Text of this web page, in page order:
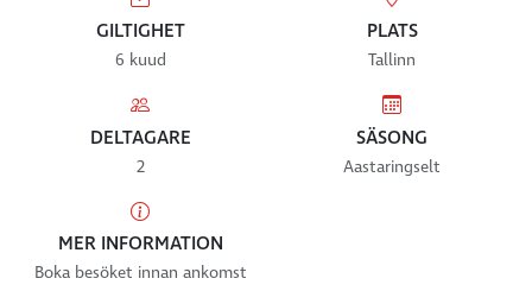
GILTIGHET
6 kuud
PLATS
Tallinn
DELTAGARE
2
SÄSONG
Aastaringselt
MER INFORMATION
Boka besöket innan ankomst